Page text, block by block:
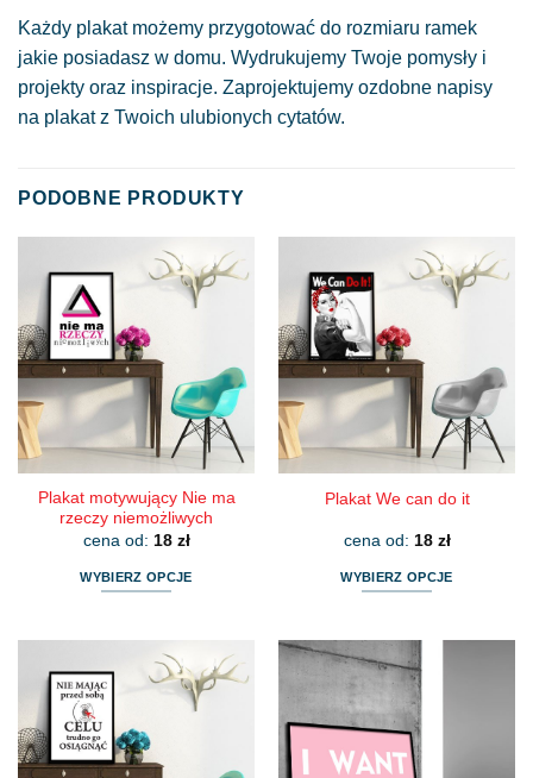
Każdy plakat możemy przygotować do rozmiaru ramek
jakie posiadasz w domu. Wydrukujemy Twoje pomysły i
projekty oraz inspiracje. Zaprojektujemy ozdobne napisy
na plakat z Twoich ulubionych cytatów.
PODOBNE PRODUKTY
Plakat motywujący Nie ma
rzeczy niemożliwych
cena od: 18 zł
WYBIERZ OPCJE
wiele
wariantów.
Opcje
można
Plakat We can do it
cena od: 18 zł
WYBIERZ OPCJE
ma
wiele
wariantów.
Opcje
można